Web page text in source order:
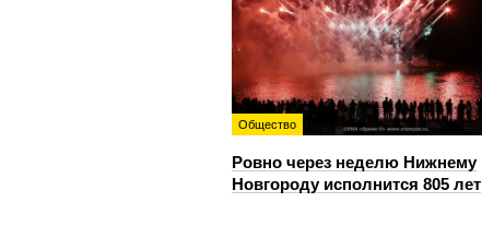
Общество
Ровно через неделю Нижнему
Новгороду исполнится 805 лет